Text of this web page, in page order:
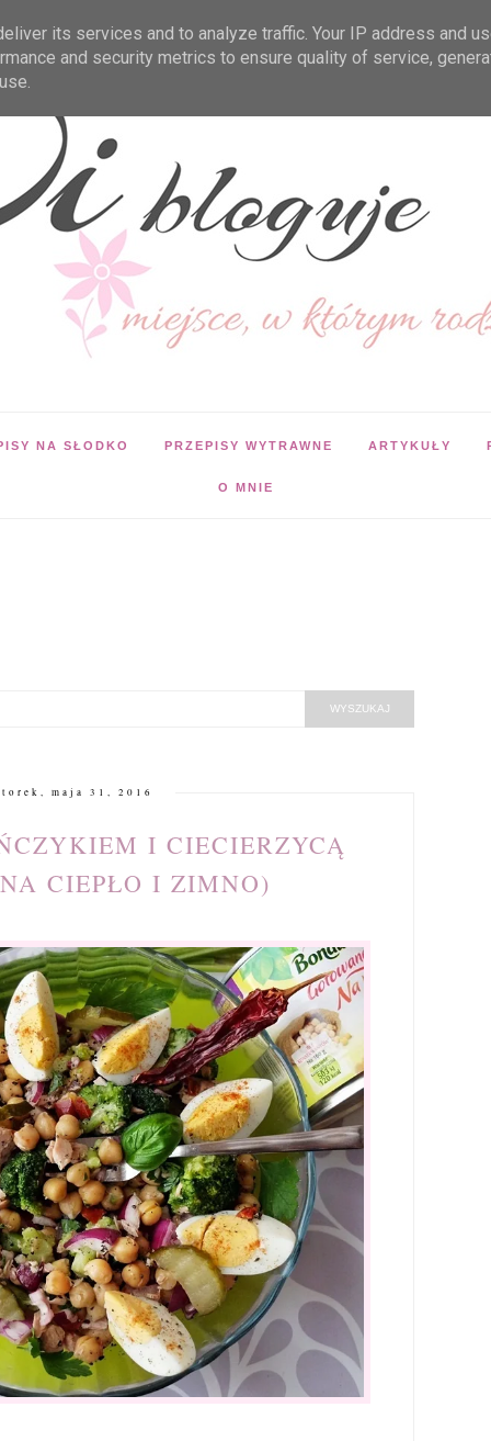
NA SŁODKO PRZEPISY WYTRAWNE ARTYKUŁY
O MNIE
maja 31, 2016
I CIECIERZYCĄ
CIEPŁO I ZIMNO)
its services and to analyze traffic. Your IP address and
and security metrics to ensure quality of service,